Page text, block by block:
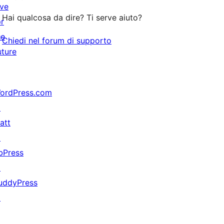
stelle
Hai qualcosa da dire? Ti serve aiuto?
Chiedi nel forum di supporto